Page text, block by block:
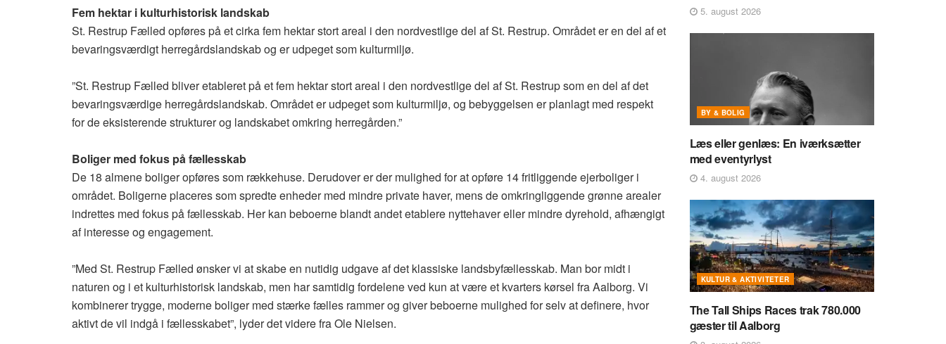
Fem hektar i kulturhistorisk landskab
St. Restrup Fælled opføres på et cirka fem hektar stort areal i den nordvestlige del af St. Restrup. Området er en del af et
bevaringsværdigt herregårdslandskab og er udpeget som kulturmiljø.
”St. Restrup Fælled bliver etableret på et fem hektar stort areal i den nordvestlige del af St. Restrup som en del af det
bevaringsværdige herregårdslandskab. Området er udpeget som kulturmiljø, og bebyggelsen er planlagt med respekt
for de eksisterende strukturer og landskabet omkring herregården.”
Boliger med fokus på fællesskab
De 18 almene boliger opføres som rækkehuse. Derudover er der mulighed for at opføre 14 fritliggende ejerboliger i
området. Boligerne placeres som spredte enheder med mindre private haver, mens de omkringliggende grønne arealer
indrettes med fokus på fællesskab. Her kan beboerne blandt andet etablere nyttehaver eller mindre dyrehold, afhængigt
af interesse og engagement.
”Med St. Restrup Fælled ønsker vi at skabe en nutidig udgave af det klassiske landsbyfællesskab. Man bor midt i
naturen og i et kulturhistorisk landskab, men har samtidig fordelene ved kun at være et kvarters kørsel fra Aalborg. Vi
kombinerer trygge, moderne boliger med stærke fælles rammer og giver beboerne mulighed for selv at definere, hvor
aktivt de vil indgå i fællesskabet”, lyder det videre fra Ole Nielsen.
5. august 2026
BY & BOLIG
Læs eller genlæs: En iværksætter
med eventyrlyst
4. august 2026
KULTUR & AKTIVITETER
The Tall Ships Races trak 780.000
gæster til Aalborg